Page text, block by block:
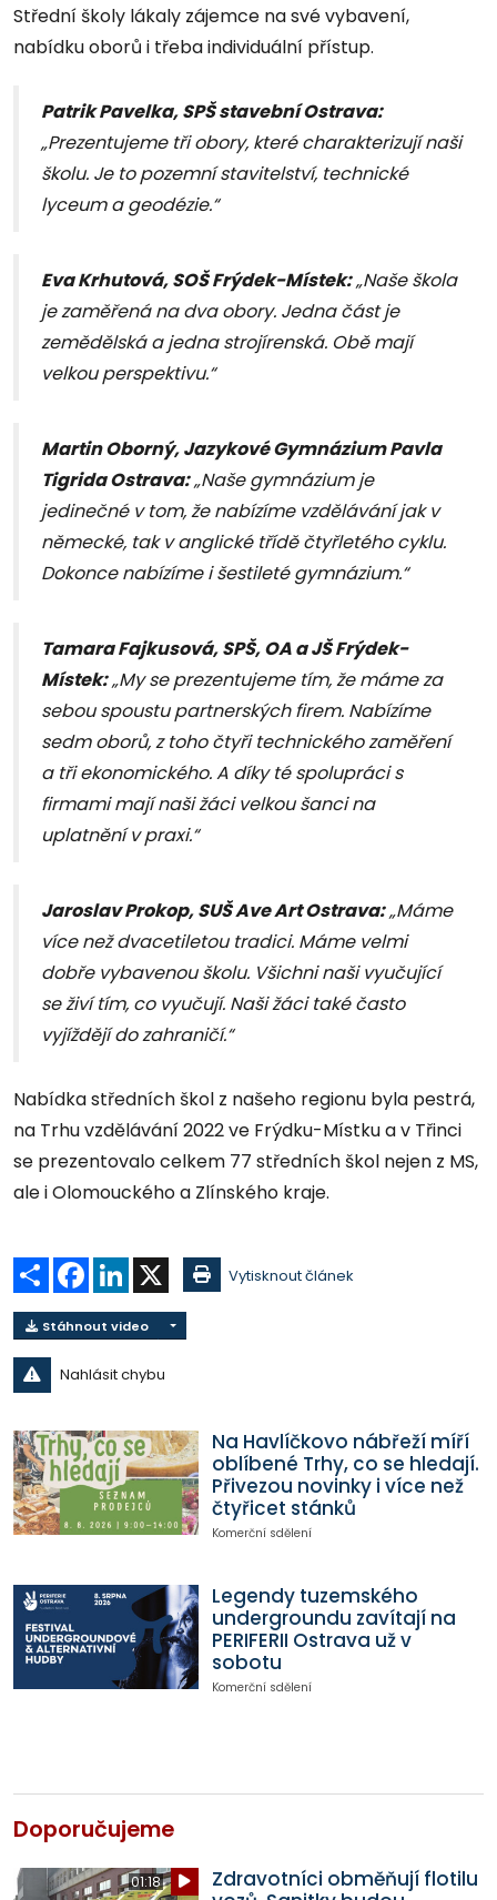
Střední školy lákaly zájemce na své vybavení,
nabídku oborů i třeba individuální přístup.
Patrik Pavelka, SPŠ stavební Ostrava:
„Prezentujeme tři obory, které charakterizují naši
školu. Je to pozemní stavitelství, technické
lyceum a geodézie.“
Eva Krhutová, SOŠ Frýdek-Místek:„Naše škola
je zaměřená na dva obory. Jedna část je
zemědělská a jedna strojírenská. Obě mají
velkou perspektivu.“
Martin Oborný, Jazykové Gymnázium Pavla
Tigrida Ostrava:„Naše gymnázium je
jedinečné v tom, že nabízíme vzdělávání jak v
německé, tak v anglické třídě čtyřletého cyklu.
Dokonce nabízíme i šestileté gymnázium.“
Tamara Fajkusová, SPŠ, OA a JŠ Frýdek-
Místek:„My se prezentujeme tím, že máme za
sebou spoustu partnerských firem. Nabízíme
sedm oborů, z toho čtyři technického zaměření
a tři ekonomického. A díky té spolupráci s
firmami mají naši žáci velkou šanci na
uplatnění v praxi.“
Jaroslav Prokop, SUŠ Ave Art Ostrava:„Máme
více než dvacetiletou tradici. Máme velmi
dobře vybavenou školu. Všichni naši vyučující
se živí tím, co vyučují. Naši žáci také často
vyjíždějí do zahraničí.“
Nabídka středních škol z našeho regionu byla pestrá,
na Trhu vzdělávání 2022 ve Frýdku-Místku a v Třinci
se prezentovalo celkem 77 středních škol nejen z MS,
ale i Olomouckého a Zlínského kraje.
Sdílet Facebook
LinkedIn Vytisknout článek
Stáhnout video
Nahlásit chybu
Na Havlíčkovo nábřeží míří
oblíbené Trhy, co se hledají.
Přivezou novinky i více než
čtyřicet stánků
Komerční sdělení
Legendy tuzemského
undergroundu zavítají na
PERIFERII Ostrava už v
sobotu
Komerční sdělení
Doporučujeme
01:18
Zdravotníci obměňují flotilu